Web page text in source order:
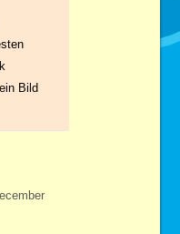
Bild